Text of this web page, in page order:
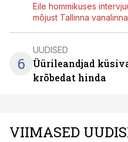
Eile hommikuses
mõjust Tallinna
6
UUDISED
Üürileandjad
krõbedat hinda
VIIMASED